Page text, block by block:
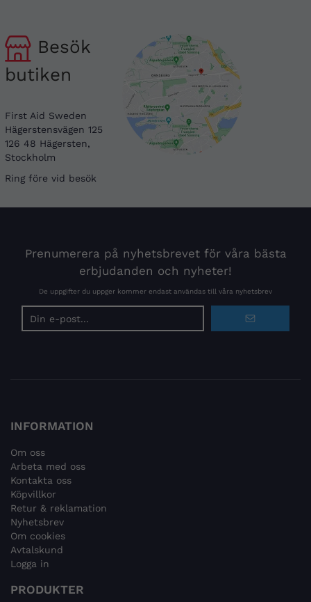
Besök
butiken
First Aid Sweden
Hägerstensvägen 125
126 48 Hägersten,
Stockholm
Ring före vid besök
Prenumerera på nyhetsbrevet för våra bästa
erbjudanden och nyheter!
De uppgifter du uppger kommer endast användas till våra nyhetsbrev
INFORMATION
Om oss
Arbeta med oss
Kontakta oss
Köpvillkor
Retur & reklamation
Nyhetsbrev
Om cookies
Avtalskund
Logga in
PRODUKTER